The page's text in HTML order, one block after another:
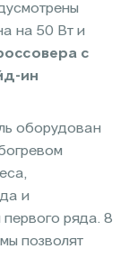
на 50 Вт и
с
ин
оборудован
и
первого ряда. 8
позволят